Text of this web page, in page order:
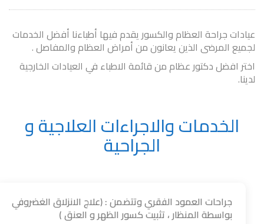
عيادات جراحة العظام والكسور يقدم فيها أطباءنا أفضل الخدمات
لجميع المرضى الذين يعانون من أمراض العظام والمفاصل .
اختر افضل دكتور عظام​ من قائمة الاطباء في العيادات الخارجية
لدينا.
الخدمات والاجراءات العلاجية و
الجراحية
جراحات العمود الفقري وتتضمن : (علاج الانزلاق الغضروفي
بواسطة المنظار ، تثبيت كسور الظهر و العنق )